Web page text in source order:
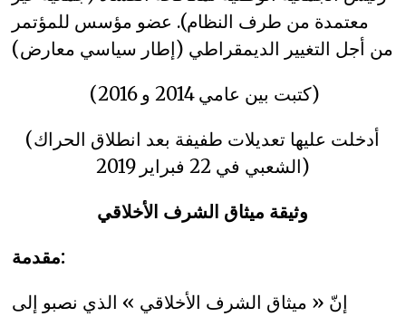
معتمدة من طرف النظام). عضو مؤسس للمؤتمر
من أجل التغيير الديمقراطي (إطار سياسي معارض)
(كتبت بين عامي 2014 و 2016)
(أدخلت عليها تعديلات طفيفة بعد انطلاق الحراك
الشعبي في 22 فبراير 2019)
وثيقة ميثاق الشرف الأخلاقي
مقدمة:
إنّ « ميثاق الشرف الأخلاقي » الذي نصبو إلى